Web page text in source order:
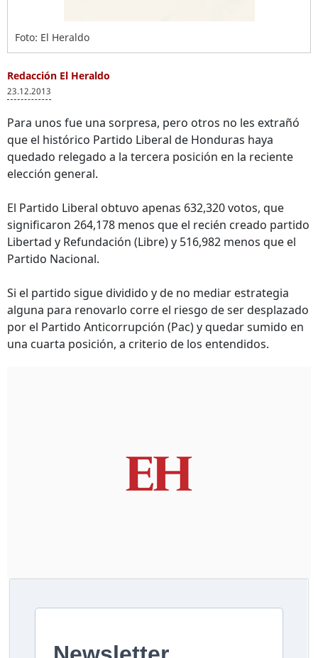
Foto: El Heraldo
Redacción El Heraldo
23.12.2013
Para unos fue una sorpresa, pero otros no les extrañó
que el histórico Partido Liberal de Honduras haya
quedado relegado a la tercera posición en la reciente
elección general.
El Partido Liberal obtuvo apenas 632,320 votos, que
significaron 264,178 menos que el recién creado partido
Libertad y Refundación (Libre) y 516,982 menos que el
Partido Nacional.
Si el partido sigue dividido y de no mediar estrategia
alguna para renovarlo corre el riesgo de ser desplazado
por el Partido Anticorrupción (Pac) y quedar sumido en
una cuarta posición, a criterio de los entendidos.